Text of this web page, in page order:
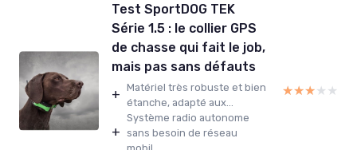
Test SportDOG TEK
Série 1.5 : le collier GPS
de chasse qui fait le job,
mais pas sans défauts
+ Matériel très robuste et bien
étanche, adapté aux...
+
Système radio autonome
sans besoin de réseau
★★★★★
★★★★★